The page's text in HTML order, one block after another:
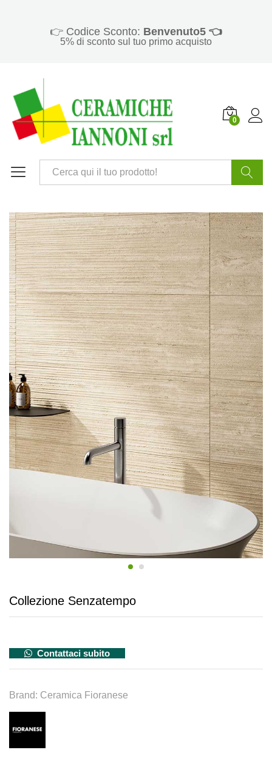
👉 Codice Sconto: Benvenuto5 👈
5% di sconto sul tuo primo acquisto
0
Collezione Senzatempo
Contattaci subito
Brand: Ceramica Fioranese